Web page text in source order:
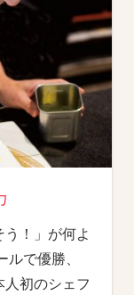
う！」が何よ
で優勝、
初のシェフ